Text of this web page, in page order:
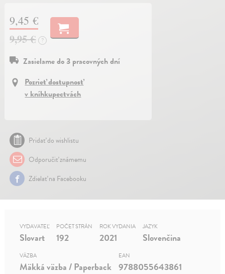
9,45 €
9,95 €
?
Zasielame do 3 pracovných dní
Pozrieť dostupnosť
v kníhkupectvách
Pridať do wishlistu
Odporučiť známemu
Zdielať na Facebooku
VYDAVATEĽ
Slovart
POČET STRÁN
192
ROK VYDANIA
2021
JAZYK
Slovenčina
VÄZBA
Mäkká väzba / Paperback
EAN
9788055643861